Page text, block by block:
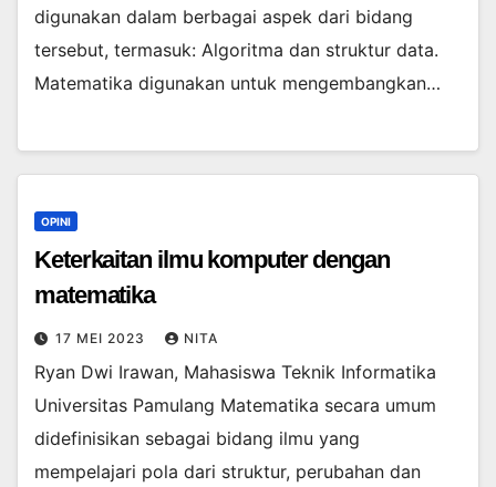
digunakan dalam berbagai aspek dari bidang
tersebut, termasuk: Algoritma dan struktur data.
Matematika digunakan untuk mengembangkan…
OPINI
Keterkaitan ilmu komputer dengan
matematika
17 MEI 2023 NITA
Ryan Dwi Irawan, Mahasiswa Teknik Informatika
Universitas Pamulang Matematika secara umum
didefinisikan sebagai bidang ilmu yang
mempelajari pola dari struktur, perubahan dan